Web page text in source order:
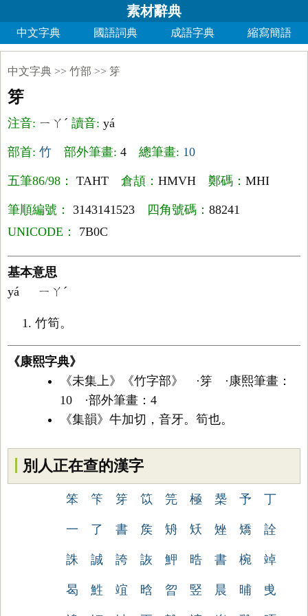
素材辭典
中文字典 國語詞典 成語字典 縮寫簡語
中文字典 >> 竹部 >> 笌
笌
注音: ㄧㄚˊ 讀音: yá
部首: 竹 部外筆畫: 4 總筆畫: 10
五筆86/98： TAHT 倉頡： HMVH 鄭碼： MHI
筆順編號： 3143141523 四角號碼： 88241
UNICODE：
7B0C
基本意思
yá
ㄧㄚˊ
竹筍。
《康熙字典》
《未集上》《竹字部》 ·笌 ·康熙筆畫：
10 ·部外筆畫：4
《集韻》牛加切，音牙。筍也。
別人正在查的漢字
笨 笇 笌 笖 笎 極 椝 予 丁
一 了 書 矦 矪 矨 矬 矯 詮
誅 誠 誇 詼 魻 晧 書 椀 竨
曷 鮏 竩 晗 曶 竪 晨 晡 曵